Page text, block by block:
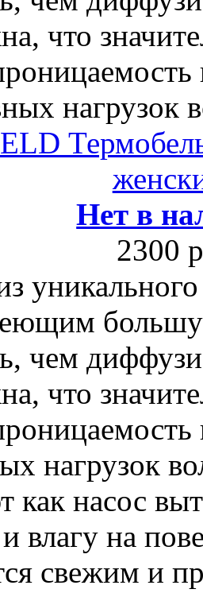
что
нагрузок
Нет в
2300
чем
что
нагрузок
как насос
влагу на
свежим и